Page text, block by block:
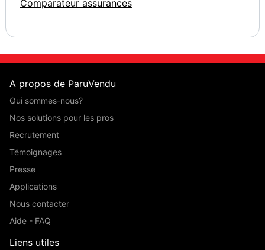
Comparateur assurances
A propos de ParuVendu
Qui sommes-nous?
Nos solutions pour les pros
Recrutement
Témoignages
Presse
Applications
Nous contacter
Aide - FAQ
Liens utiles